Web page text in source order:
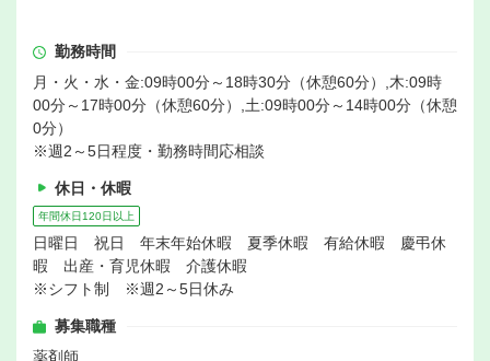
勤務時間
月・火・水・金:09時00分～18時30分（休憩60分）,木:09時
00分～17時00分（休憩60分）,土:09時00分～14時00分（休憩
0分）
※週2～5日程度・勤務時間応相談
休日・休暇
年間休日120日以上
日曜日 祝日 年末年始休暇 夏季休暇 有給休暇 慶弔休
暇 出産・育児休暇 介護休暇
※シフト制 ※週2～5日休み
募集職種
薬剤師